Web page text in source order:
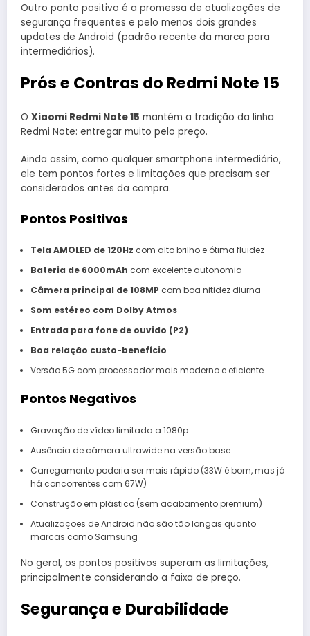
Outro ponto positivo é a promessa de atualizações de
segurança frequentes e pelo menos dois grandes
updates de Android (padrão recente da marca para
intermediários).
Prós e Contras do Redmi Note 15
O Xiaomi Redmi Note 15 mantém a tradição da linha
Redmi Note: entregar muito pelo preço.
Ainda assim, como qualquer smartphone intermediário,
ele tem pontos fortes e limitações que precisam ser
considerados antes da compra.
Pontos Positivos
Tela AMOLED de 120Hz com alto brilho e ótima fluidez
Bateria de 6000mAh com excelente autonomia
Câmera principal de 108MP com boa nitidez diurna
Som estéreo com Dolby Atmos
Entrada para fone de ouvido (P2)
Boa relação custo-benefício
Versão 5G com processador mais moderno e eficiente
Pontos Negativos
Gravação de vídeo limitada a 1080p
Ausência de câmera ultrawide na versão base
Carregamento poderia ser mais rápido (33W é bom, mas já
há concorrentes com 67W)
Construção em plástico (sem acabamento premium)
Atualizações de Android não são tão longas quanto
marcas como Samsung
No geral, os pontos positivos superam as limitações,
principalmente considerando a faixa de preço.
Segurança e Durabilidade